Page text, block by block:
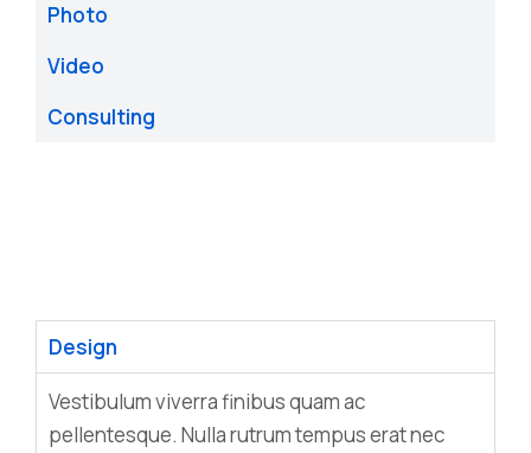
Photo
Video
Consulting
Design
Vestibulum viverra finibus quam ac
pellentesque. Nulla rutrum tempus erat nec